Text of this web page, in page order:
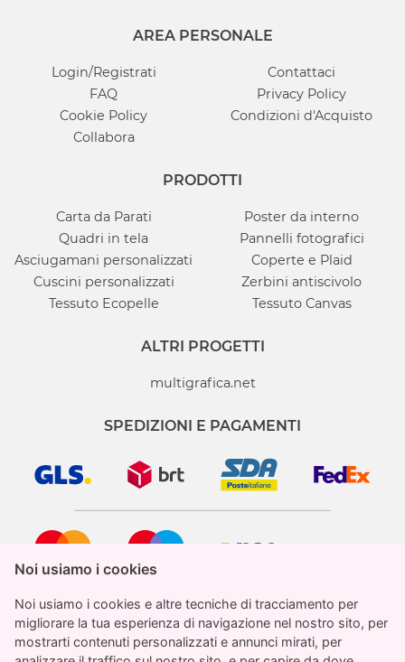
Noi usiamo i cookies
Noi usiamo i cookies e altre tecniche di tracciamento per
migliorare la tua esperienza di navigazione nel nostro sito, per
mostrarti contenuti personalizzati e annunci mirati, per
Noi usiamo i cookies
Noi usiamo i cookies e altre tecniche di tracciamento per
migliorare la tua esperienza di navigazione nel nostro sito, per
mostrarti contenuti personalizzati e annunci mirati, per
AREA PERSONALE
Login/Registrati
Contattaci
FAQ
Privacy Policy
Cookie Policy
Condizioni d'Acquisto
Collabora
PRODOTTI
Carta da Parati
Poster da interno
Quadri in tela
Pannelli fotografici
Asciugamani personalizzati
Coperte e Plaid
Cuscini personalizzati
Zerbini antiscivolo
Tessuto Ecopelle
Tessuto Canvas
ALTRI PROGETTI
multigrafica.net
SPEDIZIONI E PAGAMENTI